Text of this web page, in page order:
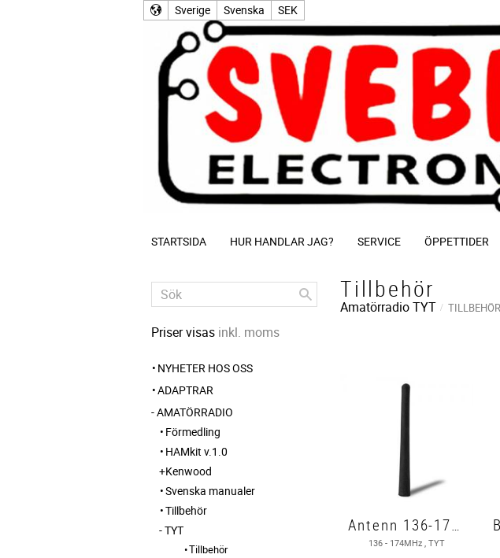
Sverige Svenska SEK
STARTSIDA HUR HANDLAR JAG? SERVICE ÖPPETTIDER
Tillbehör
AmatörradioTYT TILLBEHÖR
Antenn 136-174MHz, TYT
136 - 174MHz , TYT
Priser visas inkl. moms
NYHETER HOS OSS
ADAPTRAR
AMATÖRRADIO
Förmedling
HAMkit v.1.0
Kenwood
Svenska manualer
Tillbehör
TYT
Tillbehör